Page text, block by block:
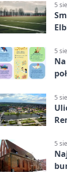
5
5
5
5